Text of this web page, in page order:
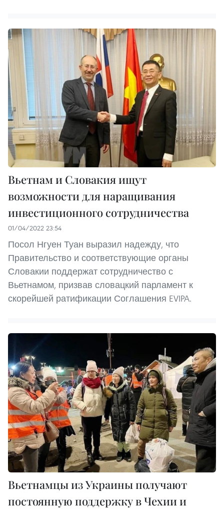
Вьетнам и Словакия ищут
возможности для наращивания
инвестиционного сотрудничества
01/04/2022 23:54
Посол Нгуен Туан выразил надежду, что
Правительство и соответствующие органы
Словакии поддержат сотрудничество с
Вьетнамом, призвав словацкий парламент к
скорейшей ратификации Соглашения EVIPA.
Вьетнамцы из Украины получают
постоянную поддержку в Чехии и